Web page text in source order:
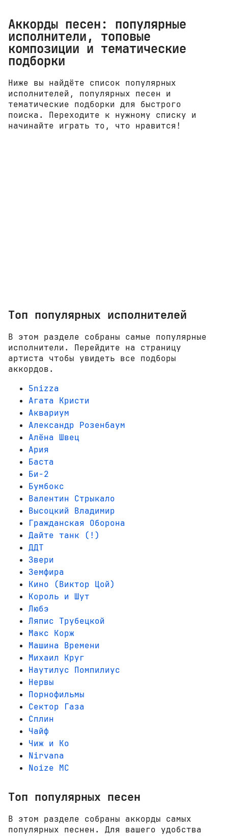
Аккорды песен: популярные
исполнители, топовые
композиции и тематические
подборки
Ниже вы найдёте список популярных
исполнителей, популярных песен и
тематические подборки для быстрого
поиска. Переходите к нужному списку и
начинайте играть то, что нравится!
Топ популярных исполнителей
В этом разделе собраны самые популярные
исполнители. Перейдите на страницу
артиста чтобы увидеть все подборы
аккордов.
5nizza
Агата Кристи
Аквариум
Александр Розенбаум
Алёна Швец
Ария
Баста
Би-2
Бумбокс
Валентин Стрыкало
Высоцкий Владимир
Гражданская Оборона
Дайте танк (!)
ДДТ
Звери
Земфира
Кино (Виктор Цой)
Король и Шут
Любэ
Ляпис Трубецкой
Макс Корж
Машина Времени
Михаил Круг
Наутилус Помпилиус
Нервы
Порнофильмы
Сектор Газа
Сплин
Чайф
Чиж и Ко
Nirvana
Noize MC
Топ популярных песен
В этом разделе собраны аккорды самых
популярных песнен. Для вашего удобства